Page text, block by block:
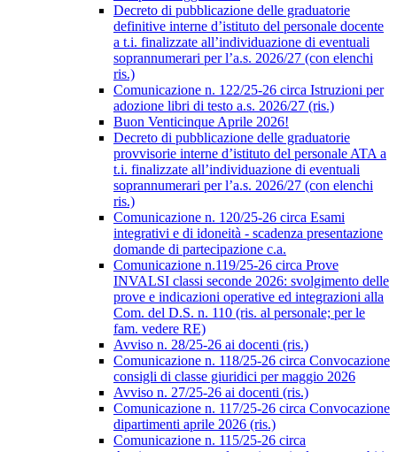
Decreto di pubblicazione delle graduatorie
definitive interne d’istituto del personale docente
a t.i. finalizzate all’individuazione di eventuali
soprannumerari per l’a.s. 2026/27 (con elenchi
ris.)
Comunicazione n. 122/25-26 circa Istruzioni per
adozione libri di testo a.s. 2026/27 (ris.)
Buon Venticinque Aprile 2026!
Decreto di pubblicazione delle graduatorie
provvisorie interne d’istituto del personale ATA a
t.i. finalizzate all’individuazione di eventuali
soprannumerari per l’a.s. 2026/27 (con elenchi
ris.)
Comunicazione n. 120/25-26 circa Esami
integrativi e di idoneità - scadenza presentazione
domande di partecipazione c.a.
Comunicazione n.119/25-26 circa Prove
INVALSI classi seconde 2026: svolgimento delle
prove e indicazioni operative ed integrazioni alla
Com. del D.S. n. 110 (ris. al personale; per le
fam. vedere RE)
Avviso n. 28/25-26 ai docenti (ris.)
Comunicazione n. 118/25-26 circa Convocazione
consigli di classe giuridici per maggio 2026
Avviso n. 27/25-26 ai docenti (ris.)
Comunicazione n. 117/25-26 circa Convocazione
dipartimenti aprile 2026 (ris.)
Comunicazione n. 115/25-26 circa